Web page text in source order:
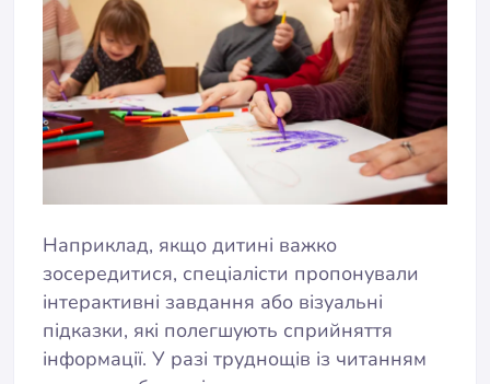
Наприклад, якщо дитині важко
зосередитися, спеціалісти пропонували
інтерактивні завдання або візуальні
підказки, які полегшують сприйняття
інформації. У разі труднощів із читанням